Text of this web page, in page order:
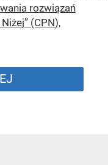
rozwiązań
(CPN),